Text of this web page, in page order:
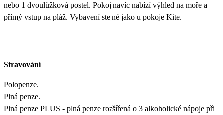
nebo 1 dvoulůžková postel. Pokoj navíc nabízí výhled na moře a
přímý vstup na pláž. Vybavení stejné jako u pokoje Kite.
Stravování
Polopenze.
Plná penze.
Plná penze PLUS - plná penze rozšířená o 3 alkoholické nápoje při